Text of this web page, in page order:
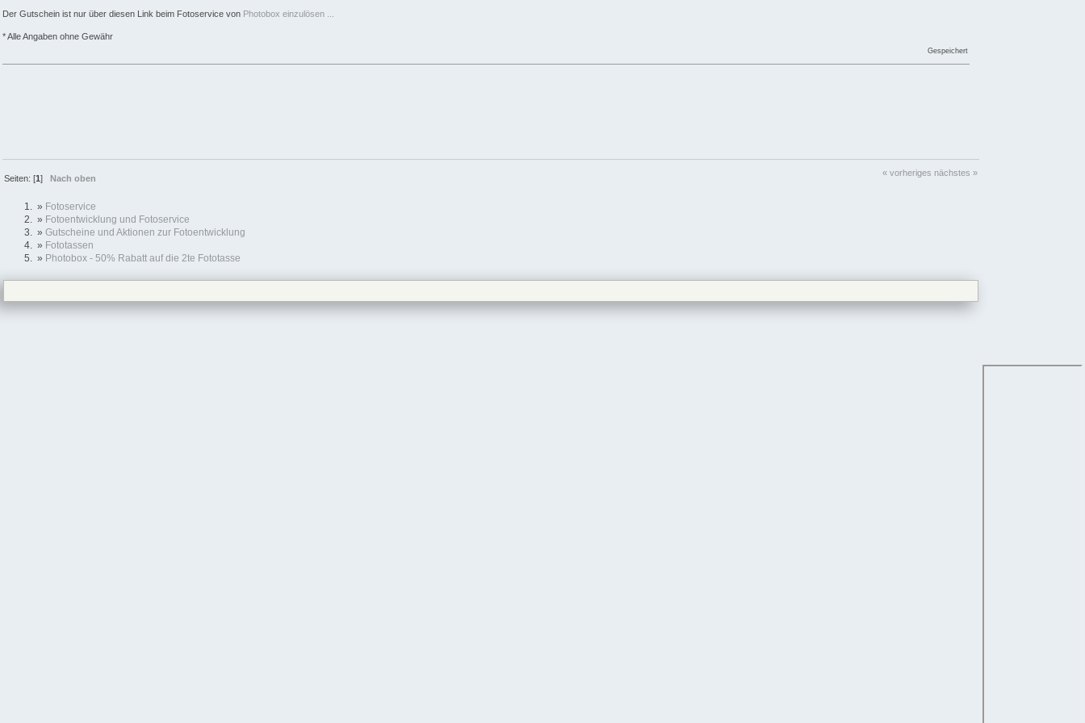
Der Gutschein ist nur über diesen Link beim Fotoservice von Photobox einzulösen ...
* Alle Angaben ohne Gewähr
Gespeichert
Seiten: [1]Nach oben
« vorheriges nächstes »
» Fotoservice
» Fotoentwicklung und Fotoservice
» Gutscheine und Aktionen zur Fotoentwicklung
» Fototassen
» Photobox - 50% Rabatt auf die 2te Fototasse